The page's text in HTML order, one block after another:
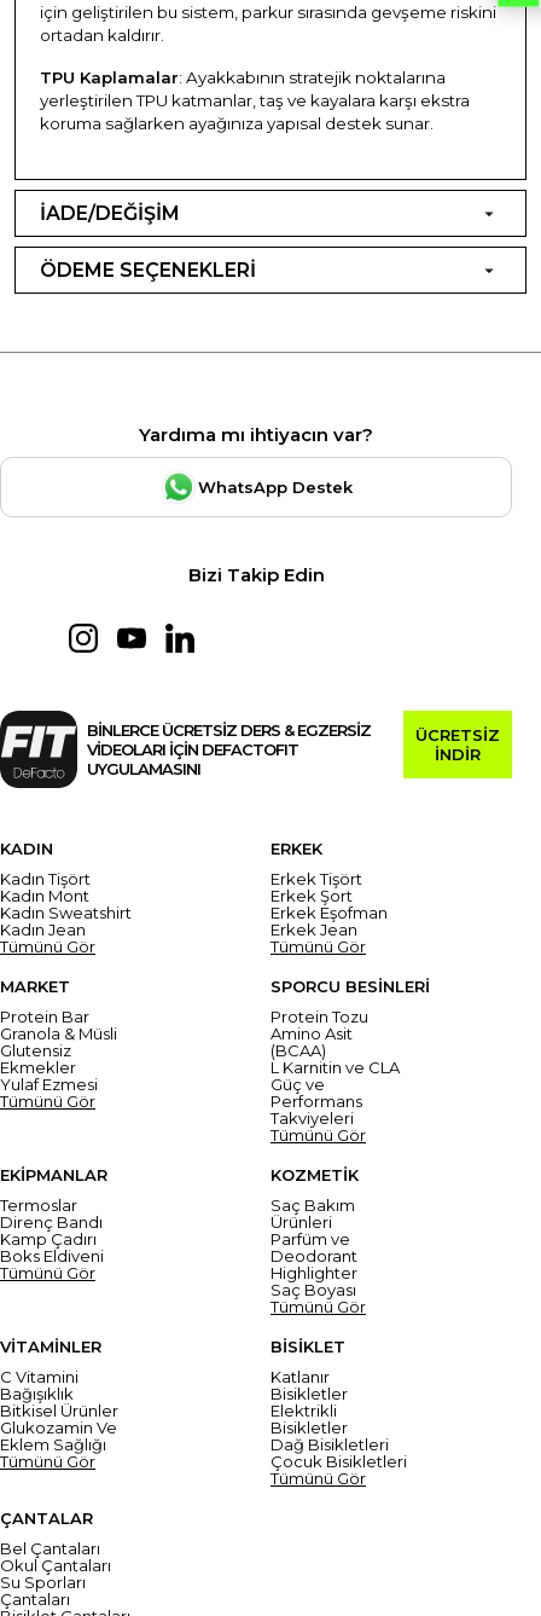
için geliştirilen bu sistem, parkur sırasında gevşeme riskini
ortadan kaldırır.
TPU Kaplamalar: Ayakkabının stratejik noktalarına
yerleştirilen TPU katmanlar, taş ve kayalara karşı ekstra
koruma sağlarken ayağınıza yapısal destek sunar.
İADE/DEĞİŞİM
ÖDEME SEÇENEKLERİ
Yardıma mı ihtiyacın var?
WhatsApp Destek
Bizi Takip Edin
BİNLERCE ÜCRETSİZ DERS & EGZERSİZ
VİDEOLARI İÇİN DEFACTOFIT
UYGULAMASINI
ÜCRETSİZ
İNDİR
KADIN
Kadın Tişört
Kadın Mont
Kadın Sweatshirt
Kadın Jean
Tümünü Gör
ERKEK
Erkek Tişört
Erkek Şort
Erkek Eşofman
Erkek Jean
Tümünü Gör
MARKET
Protein Bar
Granola & Müsli
Glutensiz
Ekmekler
Yulaf Ezmesi
Tümünü Gör
SPORCU BESİNLERİ
Protein Tozu
Amino Asit
(BCAA)
L Karnitin ve CLA
Güç ve
Performans
Takviyeleri
Tümünü Gör
EKİPMANLAR
Termoslar
Direnç Bandı
Kamp Çadırı
Boks Eldiveni
Tümünü Gör
KOZMETİK
Saç Bakım
Ürünleri
Parfüm ve
Deodorant
Highlighter
Saç Boyası
Tümünü Gör
VİTAMİNLER
C Vitamini
Bağışıklık
Bitkisel Ürünler
Glukozamin Ve
Eklem Sağlığı
Tümünü Gör
BİSİKLET
Katlanır
Bisikletler
Elektrikli
Bisikletler
Dağ Bisikletleri
Çocuk Bisikletleri
Tümünü Gör
ÇANTALAR
Bel Çantaları
Okul Çantaları
Su Sporları
Çantaları